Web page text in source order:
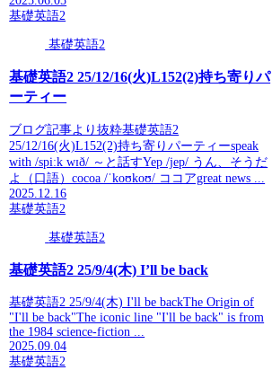
基礎英語2
基礎英語2
基礎英語2 25/12/16(火)L152(2)持ち寄りパ
ーティー
ブログ記事より抜粋基礎英語2
25/12/16(火)L152(2)持ち寄りパーティーspeak
with /spiːk wɪð/ ～と話すYep /jep/ うん、そうだ
よ（口語）cocoa /ˈkoʊkoʊ/ ココアgreat news ...
2025.12.16
基礎英語2
基礎英語2
基礎英語2 25/9/4(木) I’ll be back
基礎英語2 25/9/4(木) I'll be backThe Origin of
"I'll be back"The iconic line "I'll be back" is from
the 1984 science-fiction ...
2025.09.04
基礎英語2